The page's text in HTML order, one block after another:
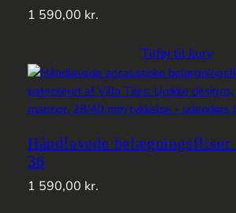
1 590,00 kr.
Tilføj til kurv
Håndlavede belægningsfliser
36
1 590,00 kr.